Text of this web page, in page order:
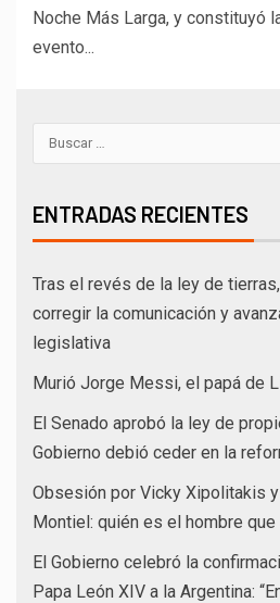
Noche Más Larga, y constituyó
evento...
ENTRADAS RECIENTES
Tras el revés de la ley de
corregir la comunicación y
legislativa
Murió Jorge Messi, el papá de
El Senado aprobó la ley de
Gobierno debió ceder en la
Obsesión por Vicky Xipolitakis
Montiel: quién es el hombre
El Gobierno celebró la
Papa León XIV a la Argentina: